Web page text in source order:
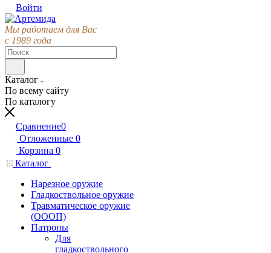
Войти
Мы работаем для Вас
с 1989 года
Каталог
По всему сайту
По каталогу
Сравнение0
Отложенные 0
Корзина 0
Каталог
Нарезное оружие
Гладкоствольное оружие
Травматическое оружие
(ОООП)
Патроны
Для
гладкоствольного